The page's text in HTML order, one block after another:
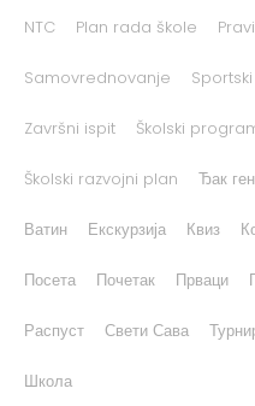
NTC Plan rada škole
Samovrednovanje
Završni ispit Školski
Školski razvojni plan Ђак
Ватин Екскурзија Квиз
Посета Почетак Прваци
Распуст Свети Сава
Школа